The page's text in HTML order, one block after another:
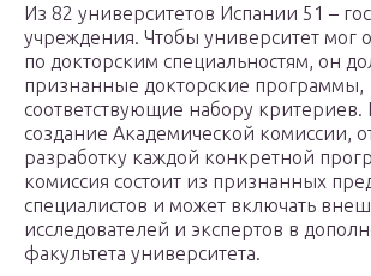
Из 82 университетов Испании 51 –
учреждения. Чтобы университет мог
по докторским специальностям, он
признанные докторские программы,
соответствующие набору критериев.
создание Академической комиссии,
разработку каждой конкретной
комиссия состоит из признанных
специалистов и может включать
исследователей и экспертов в
факультета университета.